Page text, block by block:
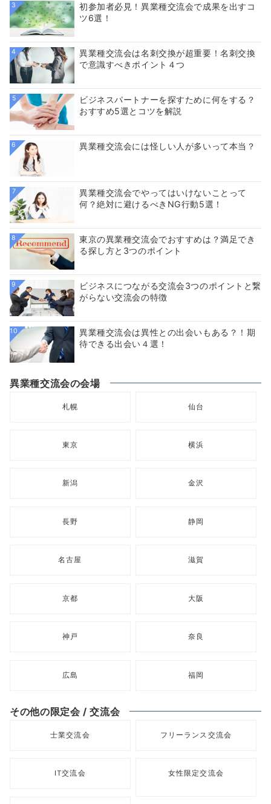
3
初参加者必見！異業種交流会で成果を出すコ
ツ6選！
4
異業種交流会は名刺交換が超重要！名刺交換
で意識すべきポイント４つ
5
ビジネスパートナーを探すために何をする？
おすすめ5選とコツを解説
6 異業種交流会には怪しい人が多いって本当？
7
異業種交流会でやってはいけないことって
何？絶対に避けるべきNG行動5選！
8
東京の異業種交流会でおすすめは？満足でき
る探し方と3つのポイント
9
ビジネスにつながる交流会3つのポイントと繋
がらない交流会の特徴
10
異業種交流会は異性との出会いもある？！期
待できる出会い４選！
異業種交流会の会場
札幌 仙台
東京 横浜
新潟 金沢
長野 静岡
名古屋 滋賀
京都 大阪
神戸 奈良
広島 福岡
その他の限定会 / 交流会
士業交流会 フリーランス交流会
IT交流会 女性限定交流会